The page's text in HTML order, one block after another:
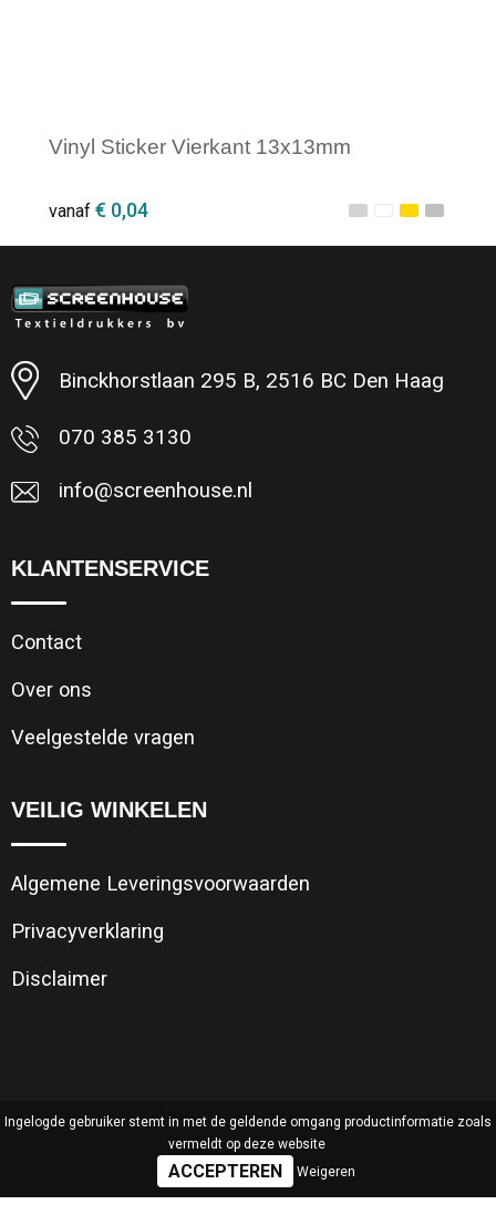
Vinyl Sticker Vierkant 13x13mm
vanaf € 0,04
Minimale afname: 1
Binckhorstlaan 295 B, 2516 BC Den Haag
070 385 3130
info@screenhouse.nl
KLANTENSERVICE
Contact
Over ons
Veelgestelde vragen
VEILIG WINKELEN
Algemene Leveringsvoorwaarden
Privacyverklaring
Disclaimer
Ingelogde gebruiker stemt in met de geldende omgang productinformatie zoals
vermeldt op deze website
Weigeren